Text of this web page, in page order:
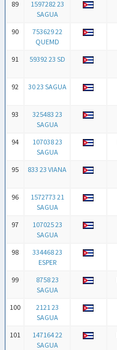
89
1597282 23
SAGUA
90
753629 22
QUEMD
91
59392 23 SD
92
30 23 SAGUA
93
325483 23
SAGUA
94
107038 23
SAGUA
95
833 23 VIANA
96
1572773 21
SAGUA
97
107025 23
SAGUA
98
334468 23
ESPER
99
8758 23
SAGUA
100
2121 23
SAGUA
101
147164 22
SAGUA